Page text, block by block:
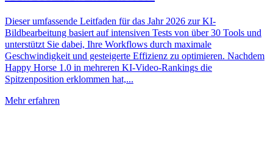
Dieser umfassende Leitfaden für das Jahr 2026 zur KI-
Bildbearbeitung basiert auf intensiven Tests von über 30 Tools und
unterstützt Sie dabei, Ihre Workflows durch maximale
Geschwindigkeit und gesteigerte Effizienz zu optimieren. Nachdem
Happy Horse 1.0 in mehreren KI-Video-Rankings die
Spitzenposition erklommen hat,...
Mehr erfahren